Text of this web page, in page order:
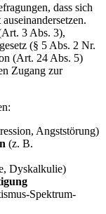
dass sich
3 Abs. 3),
(§ 5 Abs. 2 Nr.
(Art. 24 Abs. 5)
Zugang zur
Angststörung)
(z. B.
Dyskalkulie)
Spektrum-